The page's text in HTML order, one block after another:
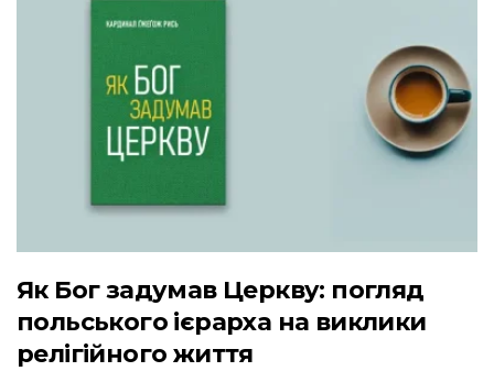
Як Бог задумав Церкву: погляд
польського ієрарха на виклики
релігійного життя